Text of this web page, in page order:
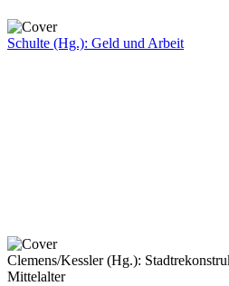
Schulte (Hg.): Geld und Arbeit
Clemens/Kessler (Hg.):
Mittelalter